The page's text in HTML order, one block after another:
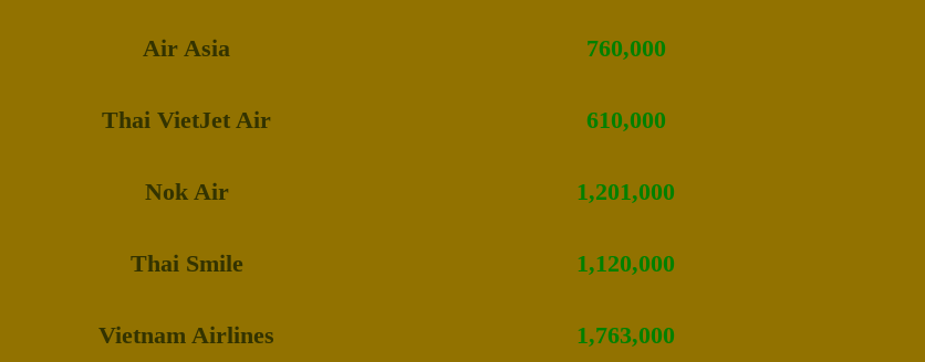
Air Asia 760,000
Thai VietJet Air 610,000
Nok Air 1,201,000
Thai Smile 1,120,000
Vietnam Airlines 1,763,000